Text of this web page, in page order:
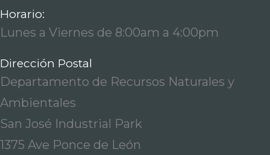
Horario:
Lunes a Viernes de 8:00am a 4:00pm
Dirección Postal
Departamento de Recursos Naturales y
Ambientales
San José Industrial Park
1375 Ave Ponce de León